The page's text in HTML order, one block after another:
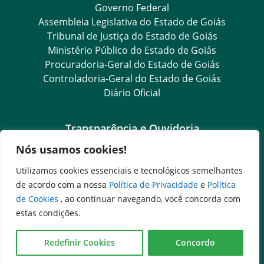
Nós usamos cookies!
Utilizamos cookies essenciais e tecnológicos semelhantes
de acordo com a nossa Política de Privacidade e Política
de Cookies , ao continuar navegando, você concorda com
estas condições.
Redefinir Cookies Concordo
Governo Federal
Assembleia Legislativa do Estado de Goiás
Tribunal de Justiça do Estado de Goiás
Ministério Público do Estado de Goiás
Procuradoria-Geral do Estado de Goiás
Controladoria-Geral do Estado de Goiás
Diário Oficial
Transparência e Ouvidoria
LGPD
Goiás Transparência
Dados Abertos Goiás
SIC – Serviço de Informação ao Cidadão
e-SIC – Serviço Eletrônico de Informação ao Cidadão
Ouvidoria Setorial (Expresso)
Ouvidoria Setorial (Presencial)